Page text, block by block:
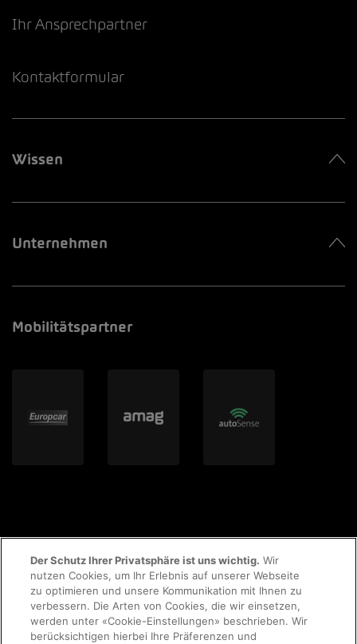
Ihr Ansprechpartner
Kontaktformular
Wissen
Unternehmen
Mobilitätspartner
© 2023 AMAG Parking AG
Der Schutz Ihrer Privatsphäre ist uns wichtig. Wir
nutzen Cookies, um Ihr Erlebnis auf unserer Webseite
zu optimieren und unsere Kommunikation mit Ihnen zu
verbessern. Die Arten von Cookies, die wir einsetzen,
werden unter «Cookie-Einstellungen» beschrieben. Wir
berücksichtigen hierbei Ihre Präferenzen und